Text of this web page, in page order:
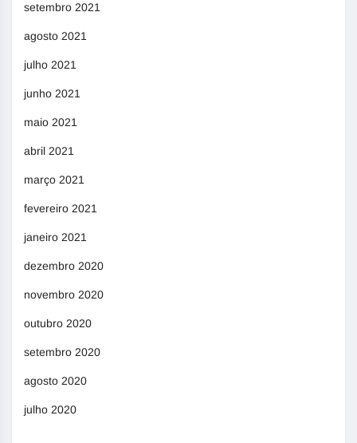
setembro 2021
agosto 2021
julho 2021
junho 2021
maio 2021
abril 2021
março 2021
fevereiro 2021
janeiro 2021
dezembro 2020
novembro 2020
outubro 2020
setembro 2020
agosto 2020
julho 2020